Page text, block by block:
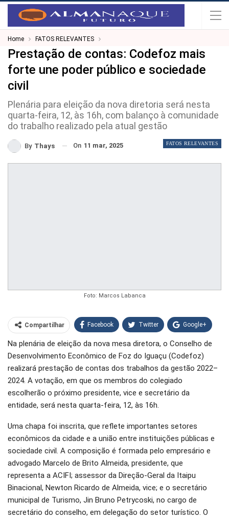
Home FATOS RELEVANTES
Prestação de contas: Codefoz mais
forte une poder público e sociedade
civil
Plenária para eleição da nova diretoria será nesta
quarta-feira, 12, às 16h, com balanço à comunidade
do trabalho realizado pela atual gestão
FATOS RELEVANTES
By Thays On 11 mar, 2025
Foto: Marcos Labanca
Compartilhar Facebook Twitter Google+
WhatsApp Pinterest
Na plenária de eleição da nova mesa diretora, o Conselho de
Desenvolvimento Econômico de Foz do Iguaçu (Codefoz)
realizará prestação de contas dos trabalhos da gestão 2022–
2024. A votação, em que os membros do colegiado
escolherão o próximo presidente, vice e secretário da
entidade, será nesta quarta-feira, 12, às 16h.
Uma chapa foi inscrita, que reflete importantes setores
econômicos da cidade e a união entre instituições públicas e
sociedade civil. A composição é formada pelo empresário e
advogado Marcelo de Brito Almeida, presidente, que
representa a ACIFI; assessor da Direção-Geral da Itaipu
Binacional, Newton Ricardo de Almeida, vice; e o secretário
municipal de Turismo, Jin Bruno Petrycoski, no cargo de
secretário do conselho, em delegação do setor turístico. O